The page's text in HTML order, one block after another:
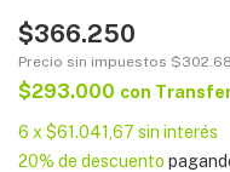
$366.250
Precio sin impuestos
$293.000 con
6 x $61.041,67 sin interés
20% de descuento